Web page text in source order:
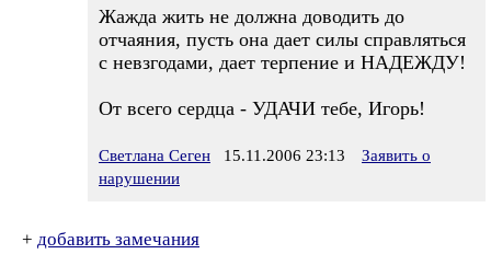
Жажда жить не должна доводить до
отчаяния, пусть она дает силы справляться
с невзгодами, дает терпение и НАДЕЖДУ!
От всего сердца - УДАЧИ тебе, Игорь!
Светлана Сеген 15.11.2006 23:13
Заявить о
нарушении
+ добавить замечания